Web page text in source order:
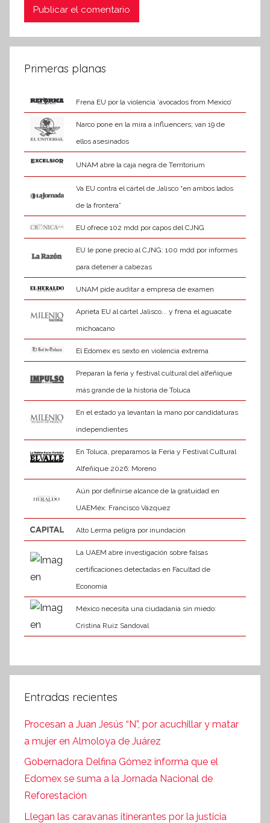
Primeras planas
Frena EU por la violencia ‘avocados from Mexico’
Narco pone en la mira a influencers; van 19 de
ellos asesinados
UNAM abre la caja negra de Territorium
Va EU contra el cártel de Jalisco “en ambos lados
de la frontera”
EU ofrece 102 mdd por capos del CJNG
EU le pone precio al CJNG: 100 mdd por informes
para detener a cabezas
UNAM pide auditar a empresa de examen
Aprieta EU al cártel Jalisco... y frena el aguacate
michoacano
El Edomex es sexto en violencia extrema
Preparan la feria y festival cultural del alfeñique
más grande de la historia de Toluca
En el estado ya levantan la mano por candidaturas
independientes
En Toluca, preparamos la Feria y Festival Cultural
Alfeñique 2026: Moreno
Aún por definirse alcance de la gratuidad en
UAEMéx: Francisco Vázquez
Alto Lerma peligra por inundación
La UAEM abre investigación sobre falsas
certificaciones detectadas en Facultad de
Economía
México necesita una ciudadanía sin miedo:
Cristina Ruiz Sandoval
Entradas recientes
Procesan a Juan Jesús “N”, por acuchillar y matar
a mujer en Almoloya de Juárez
Gobernadora Delfina Gómez informa que el
Edomex se suma a la Jornada Nacional de
Reforestación
Llegan las caravanas itinerantes por la justicia